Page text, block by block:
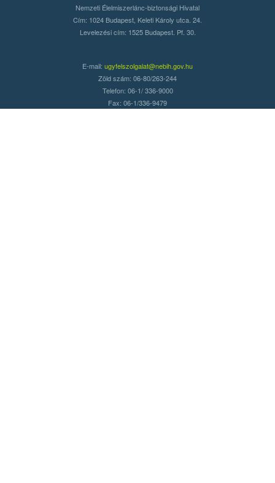
Nemzeti Élelmiszerlánc-biztonsági Hivatal
Cím: 1024 Budapest, Keleti Károly utca. 24.
Levelezési cím: 1525 Budapest. Pf. 30.
E-mail: ugyfelszolgalat@nebih.gov.hu
Zöld szám: 06-80/263-244
Telefon: 06-1/ 336-9000
Fax: 06-1/336-9479